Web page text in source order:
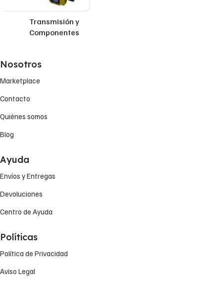
Transmisión y
Componentes
Nosotros
Marketplace
Contacto
Quiénes somos
Blog
Ayuda
Envíos y Entregas
Devoluciones
Centro de Ayuda
Políticas
Política de Privacidad
Aviso Legal